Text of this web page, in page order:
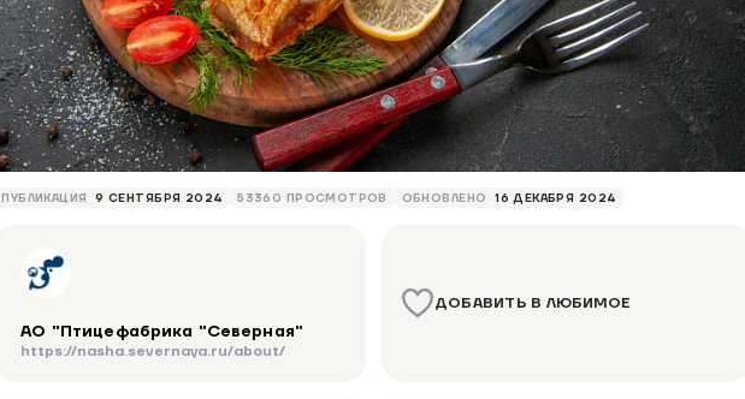
ПУБЛИКАЦИЯ 9 СЕНТЯБРЯ 2024 53360 ПРОСМОТРОВ ОБНОВЛЕНО 16 ДЕКАБРЯ 2024
АО "Птицефабрика "Северная"
https://nasha.severnaya.ru/about/
ДОБАВИТЬ В ЛЮБИМОЕ